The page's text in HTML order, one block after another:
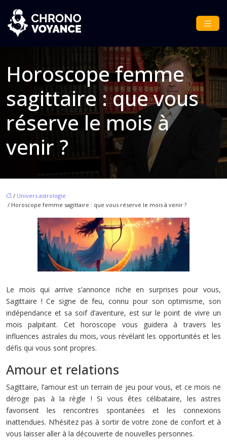
Horoscope femme
sagittaire : que vous
réserve le mois à
venir ?
/ Univers astrologie
/ Horoscope femme sagittaire : que vous réserve le mois à venir ?
Le mois qui arrive s’annonce riche en surprises pour vous,
Sagittaire ! Ce signe de feu, connu pour son optimisme, son
indépendance et sa soif d’aventure, est sur le point de vivre un
mois palpitant. Cet horoscope vous guidera à travers les
influences astrales du mois, vous révélant les opportunités et les
défis qui vous sont propres.
Amour et relations
Sagittaire, l’amour est un terrain de jeu pour vous, et ce mois ne
déroge pas à la règle ! Si vous êtes célibataire, les astres
favorisent les rencontres spontanées et les connexions
inattendues. N’hésitez pas à sortir de votre zone de confort et à
vous laisser aller à la découverte de nouvelles personnes.